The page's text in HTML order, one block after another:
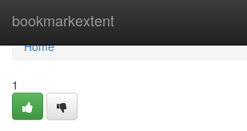
bookmarkextent
Home
Home
1